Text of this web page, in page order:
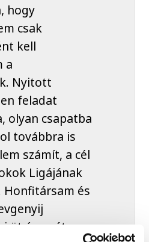
hogy
csak
kell
a
Nyitott
feladat
olyan csapatba
továbbra is
számít, a cél
Ligájának
Honfitársam és
öt éven át